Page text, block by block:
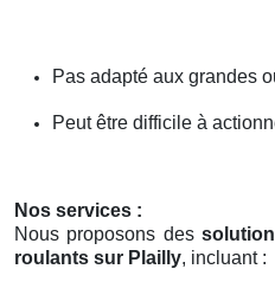
Pas adapté aux grandes
Peut être difficile à
Nos services :
Nous proposons des
roulants sur Plailly, incluant :